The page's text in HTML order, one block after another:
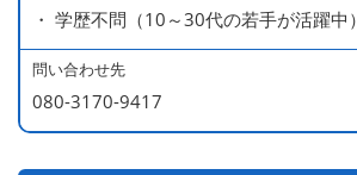
・ 学歴不問（10～30代の若手が活躍中）
問い合わせ先
080-3170-9417